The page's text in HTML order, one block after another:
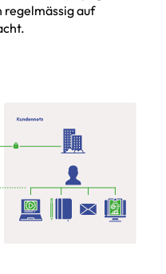
regelmässigauf